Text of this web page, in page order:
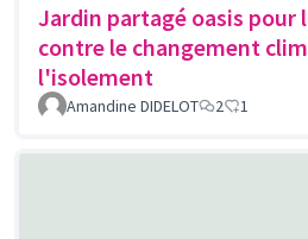
Jardin partagé oasis pour
contre le changement
l'isolement
Amandine DIDELOT 2 1